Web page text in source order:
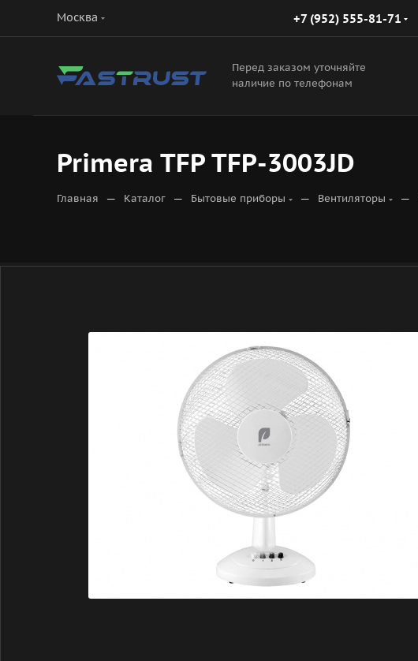
Москва +7 (952) 555-81-71
Перед заказом уточняйте
наличие по телефонам
Primera TFP TFP-3003JD
Главная — Каталог — Бытовые приборы — Вентиляторы —